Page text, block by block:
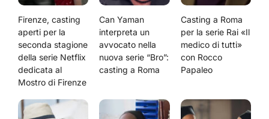
Firenze, casting
aperti per la
seconda stagione
della serie Netflix
dedicata al
Mostro di Firenze
Can Yaman
interpreta un
avvocato nella
nuova serie “Bro”:
casting a Roma
Casting a Roma
per la serie Rai «Il
medico di tutti»
con Rocco
Papaleo